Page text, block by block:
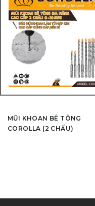
MŨI KHOAN BÊ TÔNG
COROLLA (2 CHẤU)